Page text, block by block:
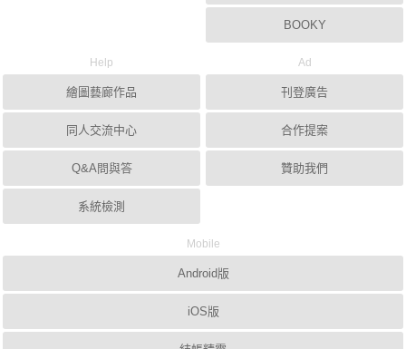
BOOKY
Help
繪圖藝廊作品
同人交流中心
Q&A問與答
系統檢測
Ad
刊登廣告
合作提案
贊助我們
Mobile
Android版
iOS版